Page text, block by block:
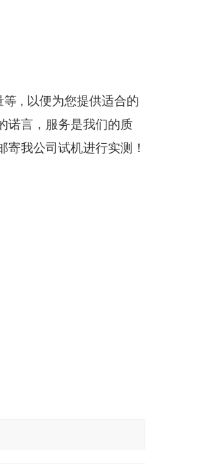
, 以便为您提供适合的
诺言，服务是我们的质
我公司试机进行实测！